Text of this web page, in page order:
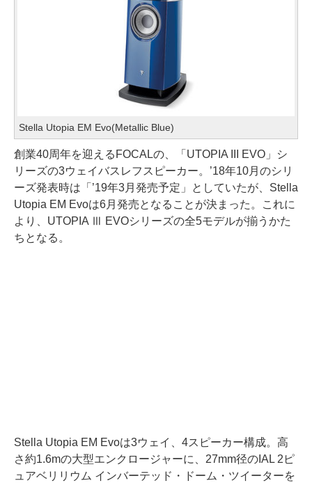
Stella Utopia EM Evo(Metallic Blue)
創業40周年を迎えるFOCALの、「UTOPIA III EVO」シ
リーズの3ウェイバスレフスピーカー。’18年10月のシリ
ーズ発表時は「’19年3月発売予定」としていたが、Stella
Utopia EM Evoは6月発売となることが決まった。これに
より、UTOPIA Ⅲ EVOシリーズの全5モデルが揃うかた
ちとなる。
Stella Utopia EM Evoは3ウェイ、4スピーカー構成。高
さ約1.6mの大型エンクロージャーに、27mm径のIAL 2ピ
ュアベリリウム インバーテッド・ドーム・ツイーターを